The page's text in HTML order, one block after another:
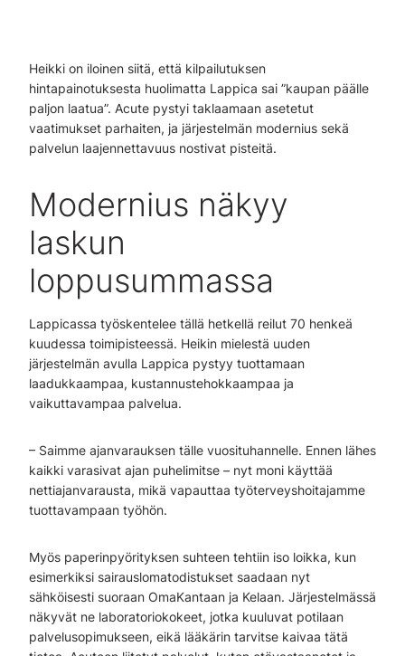
Heikki on iloinen siitä, että kilpailutuksen
hintapainotuksesta huolimatta Lappica sai ”kaupan päälle
paljon laatua”. Acute pystyi taklaamaan asetetut
vaatimukset parhaiten, ja järjestelmän modernius sekä
palvelun laajennettavuus nostivat pisteitä.
Modernius näkyy
laskun
loppusummassa
Lappicassa työskentelee tällä hetkellä reilut 70 henkeä
kuudessa toimipisteessä. Heikin mielestä uuden
järjestelmän avulla Lappica pystyy tuottamaan
laadukkaampaa, kustannustehokkaampaa ja
vaikuttavampaa palvelua.
– Saimme ajanvarauksen tälle vuosituhannelle. Ennen lähes
kaikki varasivat ajan puhelimitse – nyt moni käyttää
nettiajanvarausta, mikä vapauttaa työterveyshoitajamme
tuottavampaan työhön.
Myös paperinpyörityksen suhteen tehtiin iso loikka, kun
esimerkiksi sairauslomatodistukset saadaan nyt
sähköisesti suoraan OmaKantaan ja Kelaan. Järjestelmässä
näkyvät ne laboratoriokokeet, jotka kuuluvat potilaan
palvelusopimukseen, eikä lääkärin tarvitse kaivaa tätä